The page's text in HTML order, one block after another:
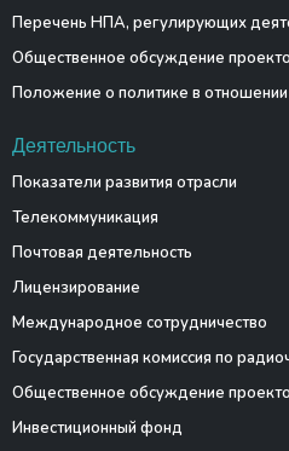
Перечень НПА, регулирующих
Общественное обсуждение
Положение о политике в отношении
Деятельность
Показатели развития отрасли
Телекоммуникация
Почтовая деятельность
Лицензирование
Международное сотрудничество
Государственная комиссия по
Общественное обсуждение
Инвестиционный фонд